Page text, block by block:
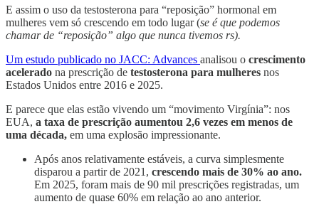
E assim o uso da testosterona para “reposição” hormonal em
mulheres vem só crescendo em todo lugar (se é que podemos
chamar de “reposição” algo que nunca tivemos rs).
Um estudo publicado no JACC: Advances analisou o crescimento
acelerado na prescrição de testosterona para mulheres nos
Estados Unidos entre 2016 e 2025.
E parece que elas estão vivendo um “movimento Virgínia”: nos
EUA, a taxa de prescrição aumentou 2,6 vezes em menos de
uma década, em uma explosão impressionante.
Após anos relativamente estáveis, a curva simplesmente
disparou a partir de 2021, crescendo mais de 30% ao ano.
Em 2025, foram mais de 90 mil prescrições registradas, um
aumento de quase 60% em relação ao ano anterior.